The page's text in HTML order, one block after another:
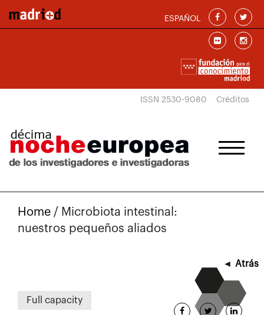
ESPAÑOL
ISSN 2530-9080 Créditos
Home / Microbiota intestinal:
nuestros pequeños aliados
◄ Atrás
Full capacity